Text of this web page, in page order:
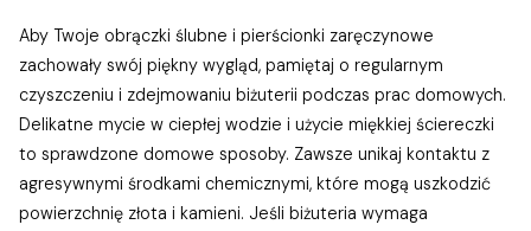
Aby Twoje obrączki ślubne i pierścionki zaręczynowe
zachowały swój piękny wygląd, pamiętaj o regularnym
czyszczeniu i zdejmowaniu biżuterii podczas prac domowych.
Delikatne mycie w ciepłej wodzie i użycie miękkiej ściereczki
to sprawdzone domowe sposoby. Zawsze unikaj kontaktu z
agresywnymi środkami chemicznymi, które mogą uszkodzić
powierzchnię złota i kamieni. Jeśli biżuteria wymaga